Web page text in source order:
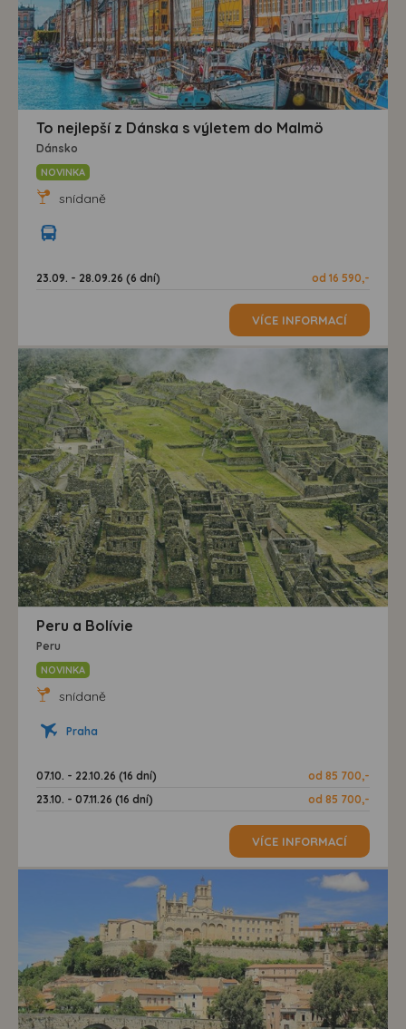
To nejlepší z Dánska s výletem do Malmö
Dánsko
NOVINKA
snídaně
23.09. - 28.09.26 (6 dní) od 16 590,-
VÍCE INFORMACÍ
Peru a Bolívie
Peru
NOVINKA
snídaně
Praha
07.10. - 22.10.26 (16 dní)
od 85 700,-
23.10. - 07.11.26 (16 dní)
od 85 700,-
VÍCE INFORMACÍ